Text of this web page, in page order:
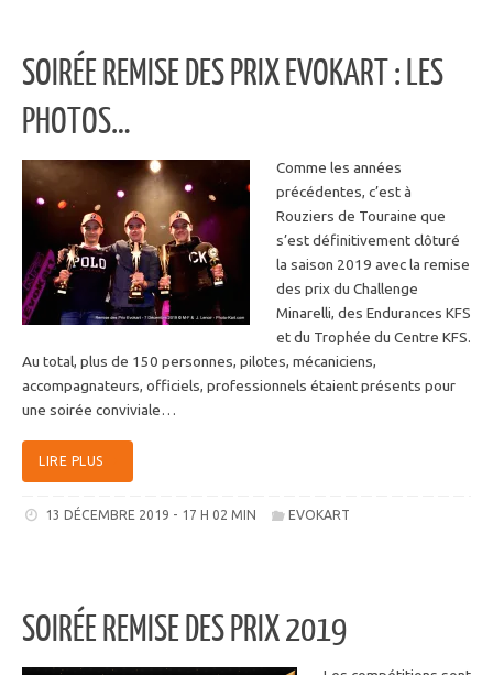
SOIRÉE REMISE DES PRIX EVOKART : LES
PHOTOS…
Comme les années
précédentes, c’est à
Rouziers de Touraine que
s’est définitivement clôturé
la saison 2019 avec la remise
des prix du Challenge
Minarelli, des Endurances KFS
et du Trophée du Centre KFS.
Au total, plus de 150 personnes, pilotes, mécaniciens,
accompagnateurs, officiels, professionnels étaient présents pour
une soirée conviviale…
LIRE PLUS
13 DÉCEMBRE 2019 - 17 H 02 MIN EVOKART
SOIRÉE REMISE DES PRIX 2019